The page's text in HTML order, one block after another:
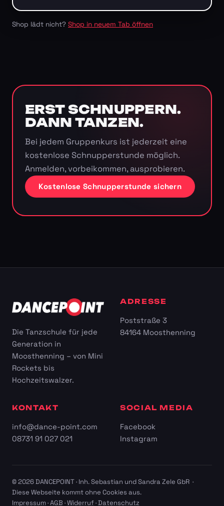
Shop lädt nicht? Shop in neuem Tab öffnen
ERST SCHNUPPERN.
DANN TANZEN.
Bei jedem Gruppenkurs ist jederzeit eine
kostenlose Schnupperstunde möglich.
Anmelden, vorbeikommen, ausprobieren.
Kostenlose Schnupperstunde sichern
Die Tanzschule für jede
Generation in
Moosthenning – von Mini
Rockets bis
Hochzeitswalzer.
ADRESSE
Poststraße 3
84164 Moosthenning
KONTAKT
info@dance-point.com
08731 91 027 021
SOCIAL MEDIA
Facebook
Instagram
© 2026 DANCEPOINT · Inh. Sebastian und Sandra Zele GbR ·
Diese Webseite kommt ohne Cookies aus.
Impressum·AGB ·Widerruf·Datenschutz